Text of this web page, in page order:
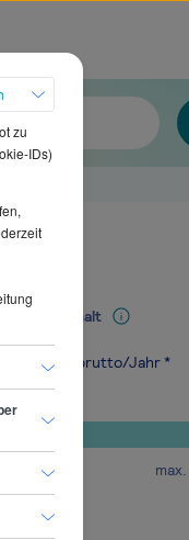
Mediangehalt
brutto/Jahr *
max.
zu
IDs)